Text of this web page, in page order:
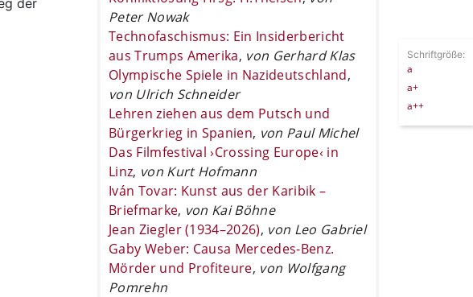
Peter Nowak
Technofaschismus: Ein Insiderbericht
aus Trumps Amerika, von Gerhard Klas
Olympische Spiele in Nazideutschland,
von Ulrich Schneider
Lehren ziehen aus dem Putsch und
Bürgerkrieg in Spanien, von Paul Michel
Das Filmfestival ›Crossing Europe‹ in
Linz, von Kurt Hofmann
Iván Tovar: Kunst aus der Karibik –
Briefmarke, von Kai Böhne
Jean Ziegler (1934–2026), von Leo Gabriel
Gaby Weber: Causa Mercedes-Benz.
Mörder und Profiteure, von Wolfgang
Pomrehn
Schriftgröße:
a
a+
a++